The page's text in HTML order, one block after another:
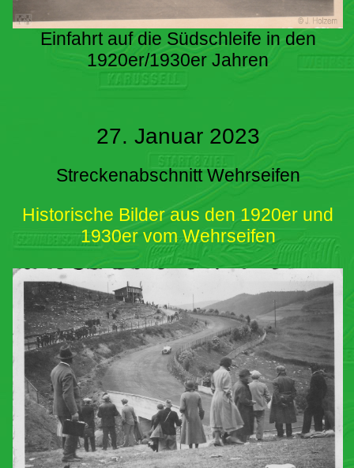
Einfahrt auf die Südschleife in den
1920er/1930er Jahren
27. Januar 2023
Streckenabschnitt Wehrseifen
Historische Bilder aus den 1920er und
1930er vom Wehrseifen